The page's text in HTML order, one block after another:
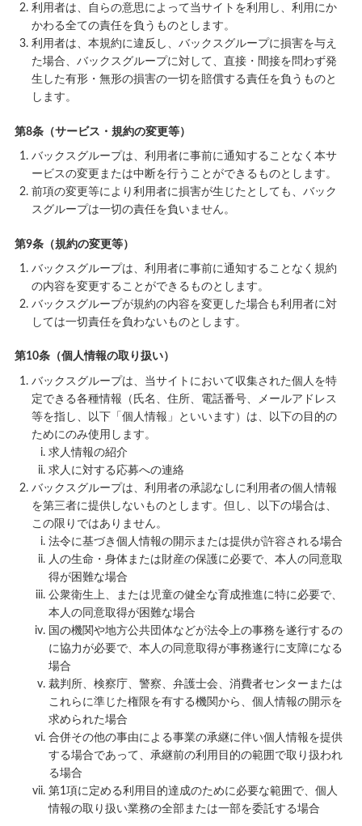
利用者は、自らの意思によって当サイトを利用し、利用にか
かわる全ての責任を負うものとします。
利用者は、本規約に違反し、バックスグループに損害を与え
た場合、バックスグループに対して、直接・間接を問わず発
生した有形・無形の損害の一切を賠償する責任を負うものと
します。
第8条（サービス・規約の変更等）
バックスグループは、利用者に事前に通知することなく本サ
ービスの変更または中断を行うことができるものとします。
前項の変更等により利用者に損害が生じたとしても、バック
スグループは一切の責任を負いません。
第9条（規約の変更等）
バックスグループは、利用者に事前に通知することなく規約
の内容を変更することができるものとします。
バックスグループが規約の内容を変更した場合も利用者に対
しては一切責任を負わないものとします。
第10条（個人情報の取り扱い）
バックスグループは、当サイトにおいて収集された個人を特
定できる各種情報（氏名、住所、電話番号、メールアドレス
等を指し、以下「個人情報」といいます）は、以下の目的の
ためにのみ使用します。
求人情報の紹介
求人に対する応募への連絡
バックスグループは、利用者の承認なしに利用者の個人情報
を第三者に提供しないものとします。但し、以下の場合は、
この限りではありません。
法令に基づき個人情報の開示または提供が許容される場合
人の生命・身体または財産の保護に必要で、本人の同意取
得が困難な場合
公衆衛生上、または児童の健全な育成推進に特に必要で、
本人の同意取得が困難な場合
国の機関や地方公共団体などが法令上の事務を遂行するの
に協力が必要で、本人の同意取得が事務遂行に支障になる
場合
裁判所、検察庁、警察、弁護士会、消費者センターまたは
これらに準じた権限を有する機関から、個人情報の開示を
求められた場合
合併その他の事由による事業の承継に伴い個人情報を提供
する場合であって、承継前の利用目的の範囲で取り扱われ
る場合
第1項に定める利用目的達成のために必要な範囲で、個人
情報の取り扱い業務の全部または一部を委託する場合